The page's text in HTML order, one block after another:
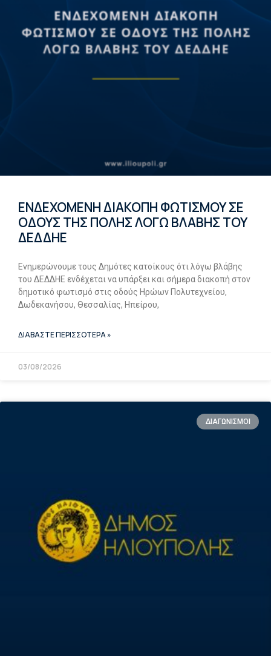
ΕΝΔΕΧΟΜΕΝΗ ΔΙΑΚΟΠΗ ΦΩΤΙΣΜΟΥ ΣΕ
ΟΔΟΥΣ ΤΗΣ ΠΟΛΗΣ ΛΟΓΩ ΒΛΑΒΗΣ ΤΟΥ
ΔΕΔΔΗΕ
Ενημερώνουμε τους Δημότες κατοίκους ότι λόγω βλάβης
του ΔΕΔΔΗΕ ενδέχεται να υπάρξει και σήμερα διακοπή στον
δημοτικό φωτισμό στις οδούς Ηρώων Πολυτεχνείου,
Δωδεκανήσου, Θεσσαλίας, Ηπείρου,
ΔΙΑΒΑΣΤΕ ΠΕΡΙΣΣΟΤΕΡΑ »
03/08/2026
ΔΙΑΓΩΝΙΣΜΟΙ